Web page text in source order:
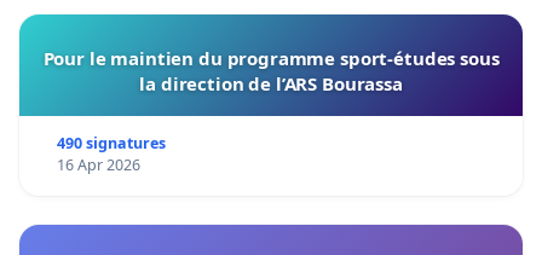
Pour le maintien du programme sport-études sous
la direction de l’ARS Bourassa
490 signatures
16 Apr 2026